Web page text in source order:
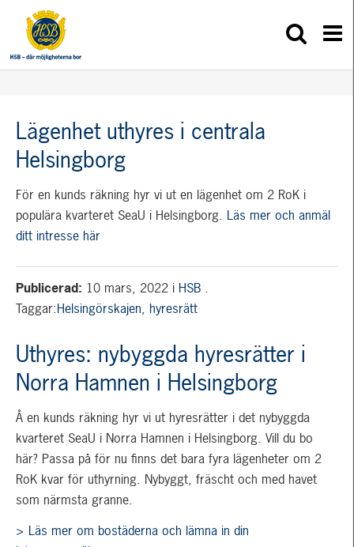
Lägenhet uthyres i centrala
Helsingborg
För en kunds räkning hyr vi ut en lägenhet om 2 RoK i
populära kvarteret SeaU i Helsingborg. Läs mer och anmäl
ditt intresse här
Publicerad: 10 mars, 2022i HSB.
Taggar:Helsingörskajen, hyresrätt
Uthyres: nybyggda hyresrätter i
Norra Hamnen i Helsingborg
Å en kunds räkning hyr vi ut hyresrätter i det nybyggda
kvarteret SeaU i Norra Hamnen i Helsingborg. Vill du bo
här? Passa på för nu finns det bara fyra lägenheter om 2
RoK kvar för uthyrning. Nybyggt, fräscht och med havet
som närmsta granne.
> Läs mer om bostäderna och lämna in din